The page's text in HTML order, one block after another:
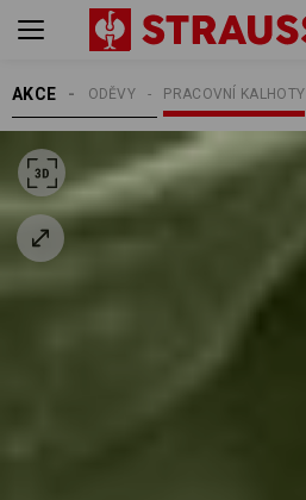
AKCE PRACOVNÍ KALHOTY
ODĚVY